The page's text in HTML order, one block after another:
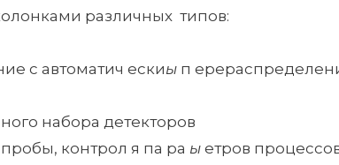
различных типов:
с автоматич ескиы п
набора детекторов
контрол я па ра ы етров